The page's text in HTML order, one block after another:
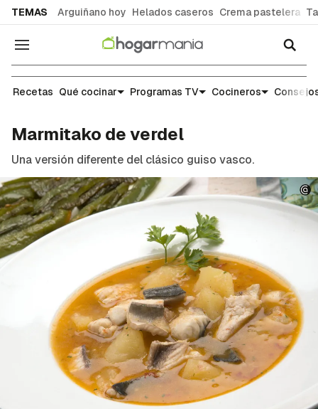
TEMAS Arguiñano hoy Helados caseros Crema pastelera
Navegación
Recetas
Recetas Qué cocinar Programas TV Cocineros
Marmitako de verdel
Una versión diferente del clásico guiso vasco.